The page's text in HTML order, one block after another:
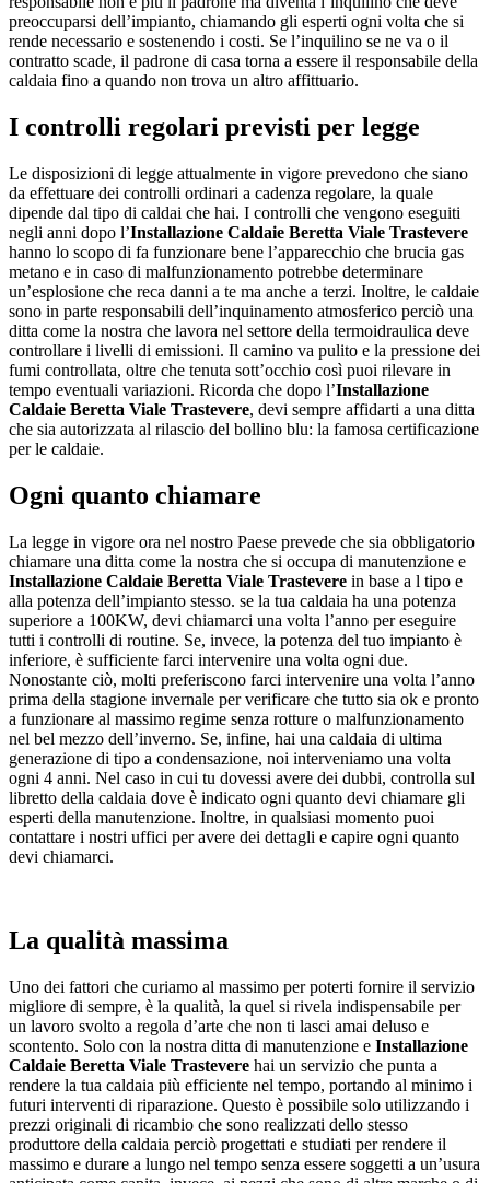
preoccuparsi dell’impianto, chiamando gli esperti ogni volta che si
rende necessario e sostenendo i costi. Se l’inquilino se ne va o il
contratto scade, il padrone di casa torna a essere il responsabile della
caldaia fino a quando non trova un altro affittuario.
I controlli regolari previsti per legge
Le disposizioni di legge attualmente in vigore prevedono che siano
da effettuare dei controlli ordinari a cadenza regolare, la quale
dipende dal tipo di caldai che hai. I controlli che vengono eseguiti
negli anni dopo l’Installazione Caldaie Beretta Viale Trastevere
hanno lo scopo di fa funzionare bene l’apparecchio che brucia gas
metano e in caso di malfunzionamento potrebbe determinare
un’esplosione che reca danni a te ma anche a terzi. Inoltre, le caldaie
sono in parte responsabili dell’inquinamento atmosferico perciò una
ditta come la nostra che lavora nel settore della termoidraulica deve
controllare i livelli di emissioni. Il camino va pulito e la pressione dei
fumi controllata, oltre che tenuta sott’occhio così puoi rilevare in
tempo eventuali variazioni. Ricorda che dopo l’Installazione
Caldaie Beretta Viale Trastevere, devi sempre affidarti a una ditta
che sia autorizzata al rilascio del bollino blu: la famosa certificazione
per le caldaie.
Ogni quanto chiamare
La legge in vigore ora nel nostro Paese prevede che sia obbligatorio
chiamare una ditta come la nostra che si occupa di manutenzione e
Installazione Caldaie Beretta Viale Trastevere in base a l tipo e
alla potenza dell’impianto stesso. se la tua caldaia ha una potenza
superiore a 100KW, devi chiamarci una volta l’anno per eseguire
tutti i controlli di routine. Se, invece, la potenza del tuo impianto è
inferiore, è sufficiente farci intervenire una volta ogni due.
Nonostante ciò, molti preferiscono farci intervenire una volta l’anno
prima della stagione invernale per verificare che tutto sia ok e pronto
a funzionare al massimo regime senza rotture o malfunzionamento
nel bel mezzo dell’inverno. Se, infine, hai una caldaia di ultima
generazione di tipo a condensazione, noi interveniamo una volta
ogni 4 anni. Nel caso in cui tu dovessi avere dei dubbi, controlla sul
libretto della caldaia dove è indicato ogni quanto devi chiamare gli
esperti della manutenzione. Inoltre, in qualsiasi momento puoi
contattare i nostri uffici per avere dei dettagli e capire ogni quanto
devi chiamarci.
La qualità massima
Uno dei fattori che curiamo al massimo per poterti fornire il servizio
migliore di sempre, è la qualità, la quel si rivela indispensabile per
un lavoro svolto a regola d’arte che non ti lasci amai deluso e
scontento. Solo con la nostra ditta di manutenzione e Installazione
Caldaie Beretta Viale Trastevere hai un servizio che punta a
rendere la tua caldaia più efficiente nel tempo, portando al minimo i
futuri interventi di riparazione. Questo è possibile solo utilizzando i
prezzi originali di ricambio che sono realizzati dello stesso
produttore della caldaia perciò progettati e studiati per rendere il
massimo e durare a lungo nel tempo senza essere soggetti a un’usura